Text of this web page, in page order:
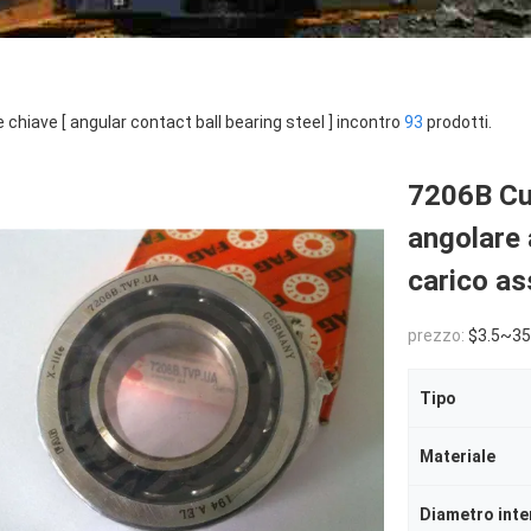
chiave [ angular contact ball bearing steel ] incontro 93 prodotti.
7206B
angolare
carico
prezzo:
Tipo
Materiale
Diametro